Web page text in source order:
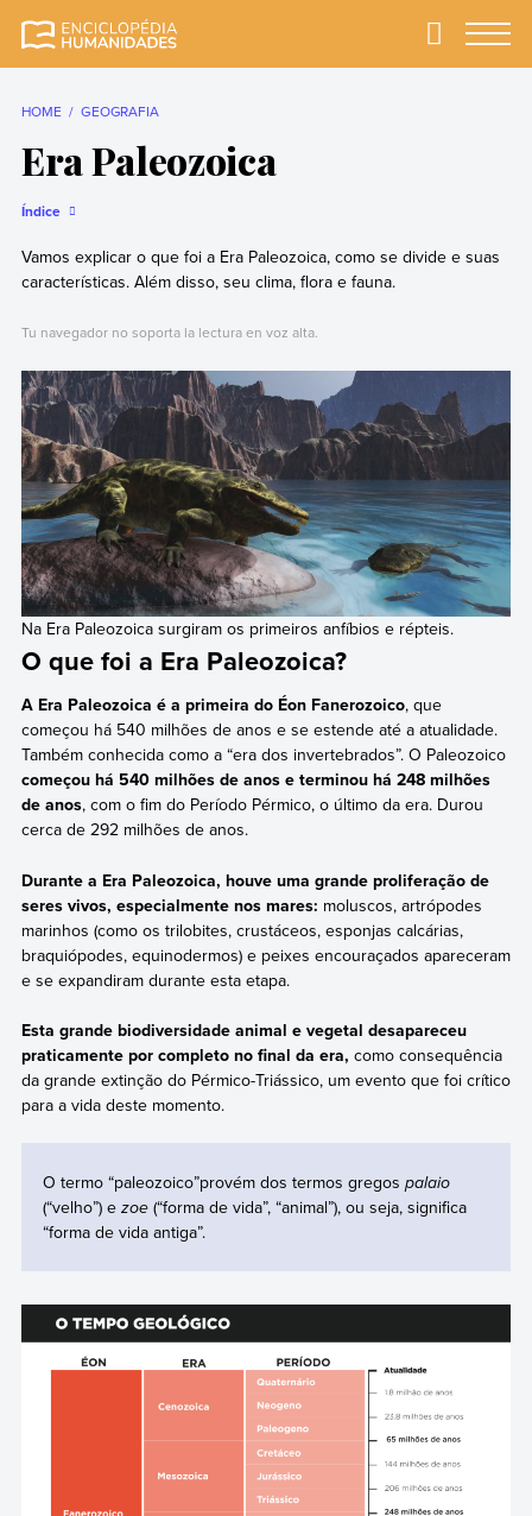
completa e mais
Primary
HOME GEOGRAFIA
Era Paleozoica
Índice
Vamos explicar o que foi a Era Paleozoica, como se divide e suas
características. Além disso, seu clima, flora e fauna.
Tu navegador no soporta la lectura en voz alta.
Na Era Paleozoica surgiram os primeiros anfíbios e répteis.
O que foi a Era Paleozoica?
A Era Paleozoica é a primeira do Éon Fanerozoico, que
começou há 540 milhões de anos e se estende até a atualidade.
Também conhecida como a “era dos invertebrados”. O Paleozoico
começou há 540 milhões de anos e terminou há 248 milhões
de anos, com o fim do Período Pérmico, o último da era. Durou
cerca de 292 milhões de anos.
Durante a Era Paleozoica, houve uma grande proliferação de
seres vivos, especialmente nos mares: moluscos, artrópodes
marinhos (como os trilobites, crustáceos, esponjas calcárias,
braquiópodes, equinodermos) e peixes encouraçados apareceram
e se expandiram durante esta etapa.
Esta grande biodiversidade animal e vegetal desapareceu
praticamente por completo no final da era, como consequência
da grande extinção do Pérmico-Triássico, um evento que foi crítico
para a vida deste momento.
O termo “paleozoico”provém dos termos gregos palaio
(“velho”) e zoe(“forma de vida”, “animal”), ou seja, significa
“forma de vida antiga”.